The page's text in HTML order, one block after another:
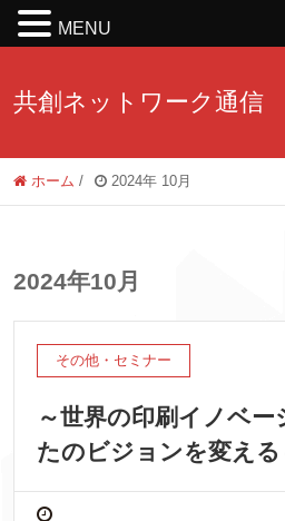
共創ネットワーク通信
ホーム / 2024年 10月
2024年10月
その他・セミナー
～世界の印刷イノベ
たのビジョンを変える
MENU